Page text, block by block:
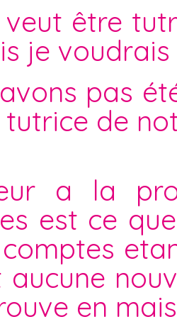
être
je
pas
de
a la
est ce
en